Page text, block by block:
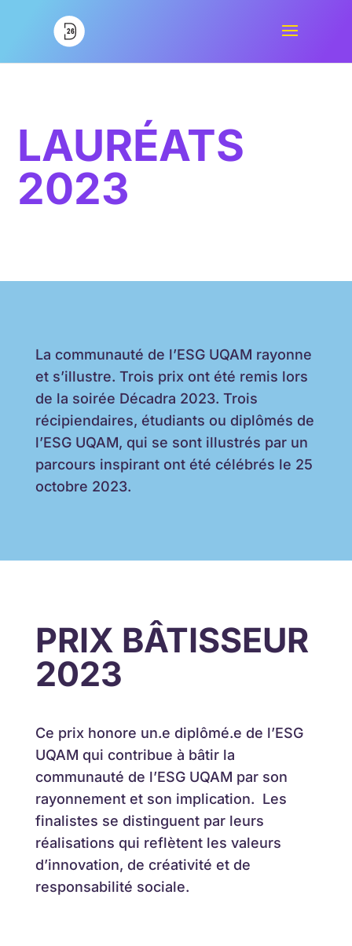
LAURÉATS
2023
La communauté de l’ESG UQAM rayonne
et s’illustre. Trois prix ont été remis lors
de la soirée Décadra 2023. Trois
récipiendaires, étudiants ou diplômés de
l’ESG UQAM, qui se sont illustrés par un
parcours inspirant ont été célébrés le 25
octobre 2023.
PRIX BÂTISSEUR
2023
Ce prix honore un.e diplômé.e de l’ESG
UQAM qui contribue à bâtir la
communauté de l’ESG UQAM par son
rayonnement et son implication. Les
finalistes se distinguent par leurs
réalisations qui reflètent les valeurs
d’innovation, de créativité et de
responsabilité sociale.